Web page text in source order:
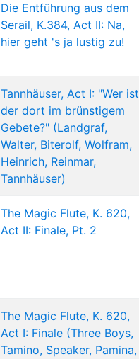
Die Entführung aus dem
Serail, K.384, Act II: Na,
hier geht 's ja lustig zu!
Tannhäuser, Act I: "Wer ist
der dort im brünstigem
Gebete?" (Landgraf,
Walter, Biterolf, Wolfram,
Heinrich, Reinmar,
Tannhäuser)
The Magic Flute, K. 620,
Act II: Finale, Pt. 2
The Magic Flute, K. 620,
Act I: Finale (Three Boys,
Tamino, Speaker, Pamina,